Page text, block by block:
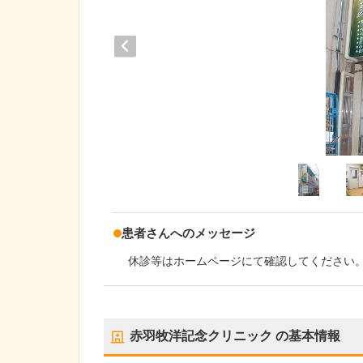
患者さんへのメッセージ
休診等はホームページにて確認してください
赤羽牧洋記念クリニック の基本情報